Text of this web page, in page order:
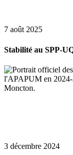
7 août 2025
Stabilité au SPP-
3 décembre 2024